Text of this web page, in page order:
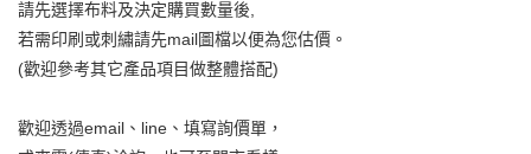
請先選擇布料及決定購買數量後,
若需印刷或刺繡請先mail圖檔以便為您估價。
(歡迎參考其它產品項目做整體搭配)
歡迎透過email、line、填寫詢價單，